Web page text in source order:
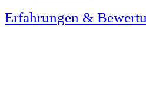
Erfahrungen &